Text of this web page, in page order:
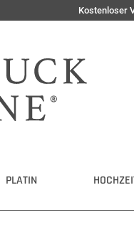
Kostenloser
PLATIN